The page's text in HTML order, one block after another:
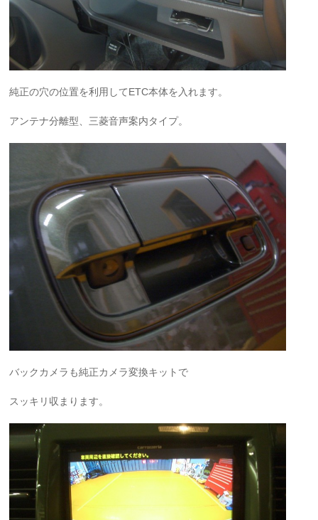
純正の穴の位置を利用してETC本体を入れます。
アンテナ分離型、三菱音声案内タイプ。
バックカメラも純正カメラ変換キットで
スッキリ収まります。